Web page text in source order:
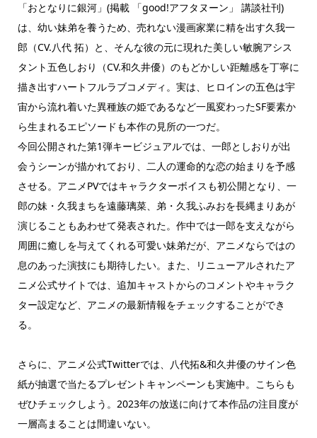
「おとなりに銀河」(掲載 「good!アフタヌーン」 講談社刊)
は、幼い妹弟を養うため、売れない漫画家業に精を出す久我一
郎（CV.八代 拓）と、そんな彼の元に現れた美しい敏腕アシス
タント五色しおり（CV.和久井優）のもどかしい距離感を丁寧に
描き出すハートフルラブコメディ。実は、ヒロインの五色は宇
宙から流れ着いた異種族の姫であるなど一風変わったSF要素か
ら生まれるエピソードも本作の見所の一つだ。
今回公開された第1弾キービジュアルでは、一郎としおりが出
会うシーンが描かれており、二人の運命的な恋の始まりを予感
させる。アニメPVではキャラクターボイスも初公開となり、一
郎の妹・久我まちを遠藤璃菜、弟・久我ふみおを長縄まりあが
演じることもあわせて発表された。作中では一郎を支えながら
周囲に癒しを与えてくれる可愛い妹弟だが、アニメならではの
息のあった演技にも期待したい。また、リニューアルされたア
ニメ公式サイトでは、追加キャストからのコメントやキャラク
ター設定など、アニメの最新情報をチェックすることができ
る。
さらに、アニメ公式Twitterでは、八代拓&和久井優のサイン色
紙が抽選で当たるプレゼントキャンペーンも実施中。こちらも
ぜひチェックしよう。2023年の放送に向けて本作品の注目度が
一層高まることは間違いない。